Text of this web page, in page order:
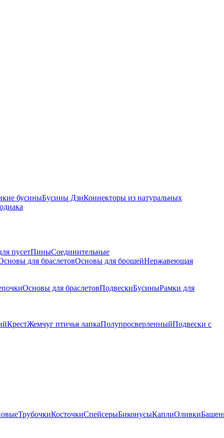
бусиныБусины ДзиКоннекторы из натуральных
пусетПиныСоединительные
для браслетовОсновы для брошейНержавеющая
Основы для браслетовПодвескиБусиныРамки для
КрестЖемчуг птичья лапкаПолупросверленныйПодвески с
ТрубочкиКосточкиСпейсерыБиконусыКаплиОливки